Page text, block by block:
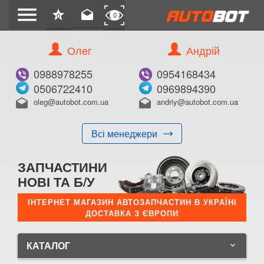
menu star
0 drafts 0
Олег
0988978255
0506722410
drafts oleg@autobot.com.ua
Всі менеджери
Андрій
0954168434
0969894390
drafts andriy@autobot.com.ua
ЗАПЧАСТИНИ
НОВІ ТА Б/У
ІНТЕРНЕТ МАГАЗИН АВТОЗАПЧАСТИН В УКРАЇНІ
ДОСТАВКА З ЄВРОПИ
КАТАЛОГ keyboard_arrow_down